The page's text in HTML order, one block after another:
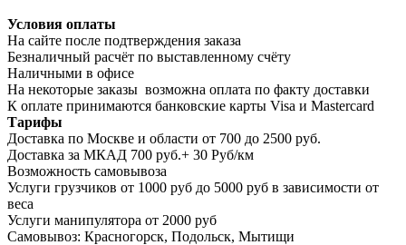
Условия оплаты
На сайте после подтверждения заказа
Безналичный расчёт по выставленному счёту
Наличными в офисе
На некоторые заказы возможна оплата по факту доставки
К оплате принимаются банковские карты Visa и Masterсard
Тарифы
Доставка по Москве и области от 700 до 2500 руб.
Доставка за МКАД 700 руб.+ 30 Руб/км
Возможность самовывоза
Услуги грузчиков от 1000 руб до 5000 руб в зависимости от
веса
Услуги манипулятора от 2000 руб
Самовывоз: Красногорск, Подольск, Мытищи